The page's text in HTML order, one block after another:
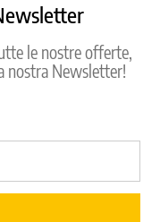
le nostre offerte,
nostra Newsletter!